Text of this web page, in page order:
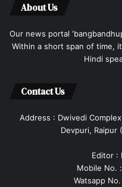
About Us
Our news portal
Within a short span of time,
Hindi
Contact Us
Address : Dwivedi
Devpuri, Raipur
Editor :
Mobile No.
Watsapp